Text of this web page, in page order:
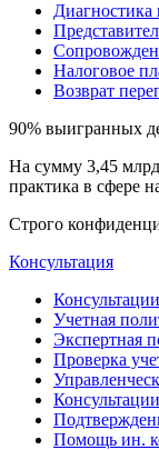
Диагностика
Налоговое
Возврат
90% выигранных
На сумму 3,45
практика в сфере
Строго
Консультация
Учетная
Экспертная
Проверка
Помощь ин.